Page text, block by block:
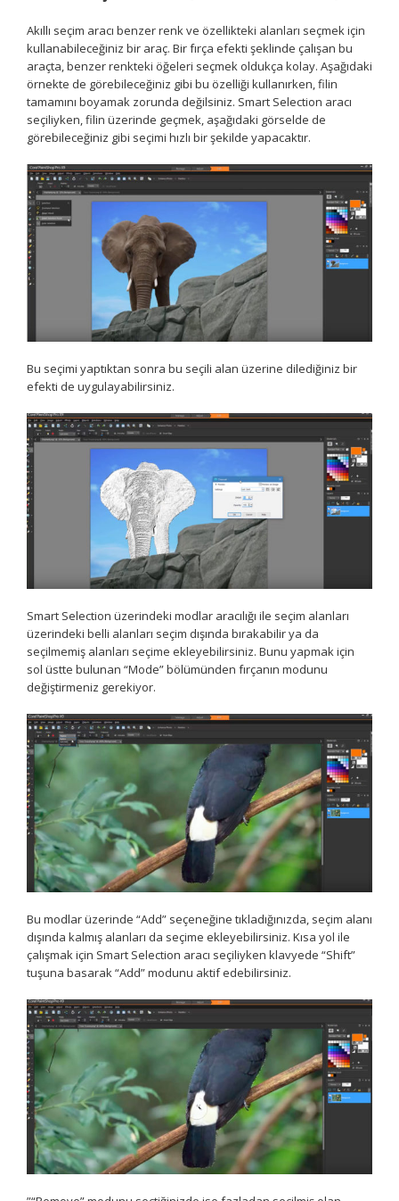
Akıllı seçim aracı benzer renk ve özellikteki alanları seçmek için
kullanabileceğiniz bir araç. Bir fırça efekti şeklinde çalışan bu
araçta, benzer renkteki öğeleri seçmek oldukça kolay. Aşağıdaki
örnekte de görebileceğiniz gibi bu özelliği kullanırken, filin
tamamını boyamak zorunda değilsiniz. Smart Selection aracı
seçiliyken, filin üzerinde geçmek, aşağıdaki görselde de
görebileceğiniz gibi seçimi hızlı bir şekilde yapacaktır.
Bu seçimi yaptıktan sonra bu seçili alan üzerine dilediğiniz bir
efekti de uygulayabilirsiniz.
Smart Selection üzerindeki modlar aracılığı ile seçim alanları
üzerindeki belli alanları seçim dışında bırakabilir ya da
seçilmemiş alanları seçime ekleyebilirsiniz. Bunu yapmak için
sol üstte bulunan “Mode” bölümünden fırçanın modunu
değiştirmeniz gerekiyor.
Bu modlar üzerinde “Add” seçeneğine tıkladığınızda, seçim alanı
dışında kalmış alanları da seçime ekleyebilirsiniz. Kısa yol ile
çalışmak için Smart Selection aracı seçiliyken klavyede “Shift”
tuşuna basarak “Add” modunu aktif edebilirsiniz.